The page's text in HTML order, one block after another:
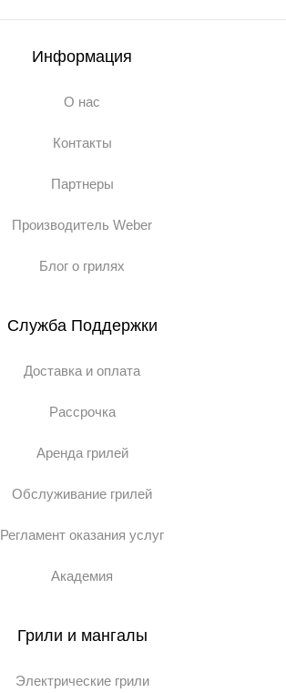
Информация
О нас
Контакты
Партнеры
Производитель Weber
Блог о грилях
Служба Поддержки
Доставка и оплата
Рассрочка
Аренда грилей
Обслуживание грилей
Регламент оказания услуг
Академия
Грили и мангалы
Электрические грили